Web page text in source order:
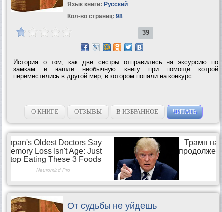
Язык книги: Русский
Кол-во страниц: 98
39
История о том, как две сестры отправились на эксурсию по
замкам и нашли необычную книгу при помощи котрой
переместились в другой мир, в котором попали на конкурс...
О КНИГЕ ОТЗЫВЫ В ИЗБРАННОЕ ЧИТАТЬ
От судьбы не уйдешь